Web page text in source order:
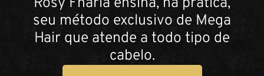
seu método exclusivo de Mega
Hair que atende a todo tipo de
cabelo.